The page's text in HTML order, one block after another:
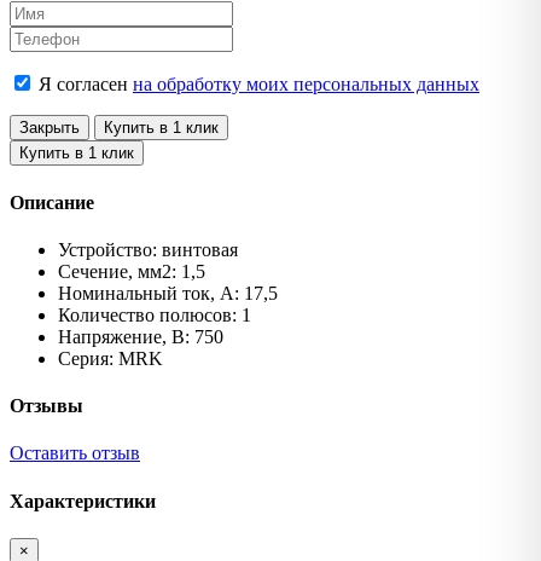
Я согласен на обработку моих персональных данных
Закрыть
Купить в 1 клик
Купить в 1 клик
Описание
Устройство: винтовая
Сечение, мм2: 1,5
Номинальный ток, А: 17,5
Количество полюсов: 1
Напряжение, В: 750
Серия: MRK
Отзывы
Оставить отзыв
Характеристики
×